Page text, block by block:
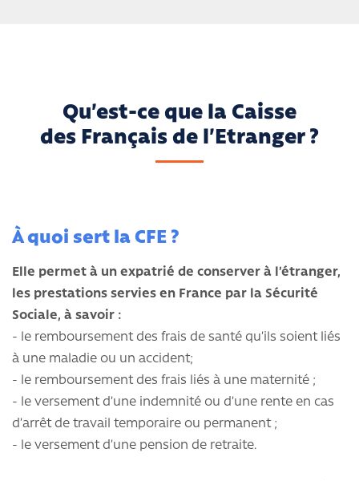
Qu’est-ce que la Caisse
des Français de l’Etranger ?
À quoi sert la CFE ?
Elle permet à un expatrié de conserver à l’étranger,
les prestations servies en France par la Sécurité
Sociale, à savoir :
- le remboursement des frais de santé qu’ils soient liés
à une maladie ou un accident;
- le remboursement des frais liés à une maternité ;
- le versement d’une indemnité ou d’une rente en cas
d’arrêt de travail temporaire ou permanent ;
- le versement d’une pension de retraite.